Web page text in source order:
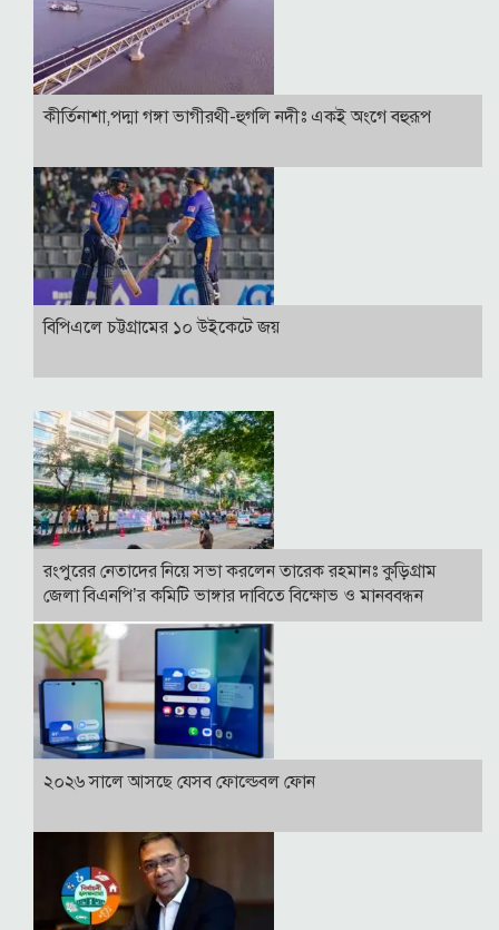
কীর্তিনাশা,পদ্মা গঙ্গা ভাগীরথী-হুগলি নদীঃ একই অংগে বহুরূপ
বিপিএলে চট্টগ্রামের ১০ উইকেটে জয়
রংপুরের নেতাদের নিয়ে সভা করলেন তারেক রহমানঃ কুড়িগ্রাম
জেলা বিএনপি’র কমিটি ভাঙ্গার দাবিতে বিক্ষোভ ও মানববন্ধন
২০২৬ সালে আসছে যেসব ফোল্ডেবল ফোন